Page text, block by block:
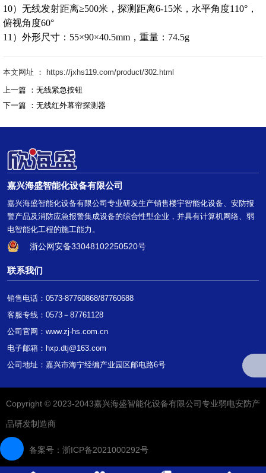
10）无线发射距离≥500米，探测距离6-15米，水平角度110°，
俯视角度60°
11）外形尺寸：55×90×40.5mm，重量：74.5g
本文网址 ： https://jxhs119.com/product/302.html
上一篇 ： 无线紧急按钮
下一篇 ： 无线红外幕帘探测器
嘉兴海盛智能化设备有限公司
嘉兴海盛智能化设备有限公司专业研发生产销售楼宇智能化设备、安防报
警产品及消防应急报警集成设备的综合性型企业，并具有计算机网络、弱
电智能化工程的施工能力。
浙公网安备33048102250520号
联系我们
销售电话：0573-87760868/87760688
客服专线：0573－87761128
公司官网： www.zj-hs.com.cn
电子邮箱：hxp.dtj@163.com
公司地址：嘉兴市海宁经编产业园区邮电路6号
Copyright © 2023-2043嘉兴海盛智能化设备有限公司专业弱电安防产
品研发制造商
备案号：浙ICP备2021000292号